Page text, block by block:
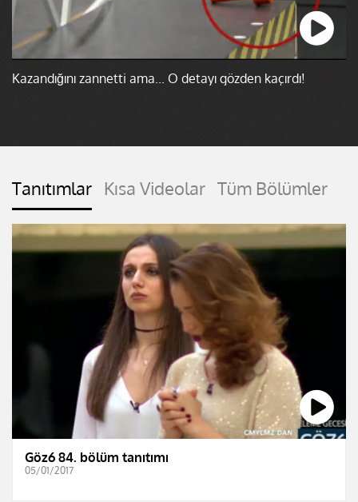
Kazandığını zannetti ama... O detayı gözden kaçırdı!
Tanıtımlar Kısa Videolar Tüm Bölümler
Göz6 84. bölüm tanıtımı
05/01/2017